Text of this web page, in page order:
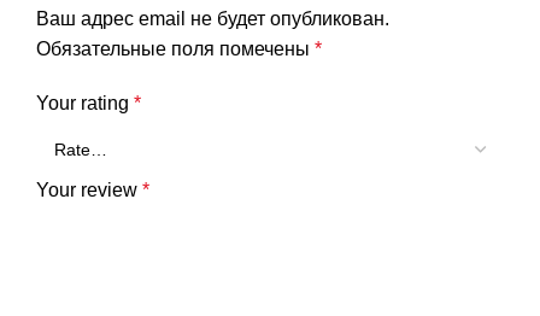
Ваш адрес email не будет опубликован.
Обязательные поля помечены *
Your rating *
Your review *